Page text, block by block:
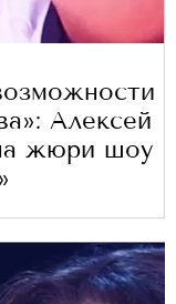
Алексей
жюри шоу